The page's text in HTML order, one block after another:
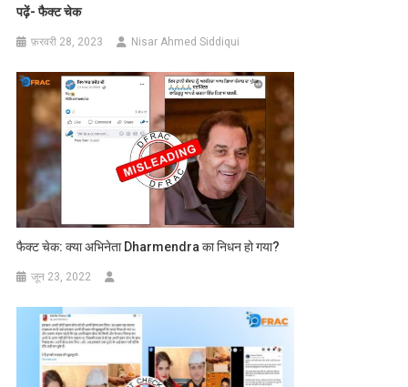
पढ़ें- फैक्ट चेक
फ़रवरी 28, 2023 Nisar Ahmed Siddiqui
फैक्ट चेक: क्या अभिनेता Dharmendra का निधन हो गया?
जून 23, 2022